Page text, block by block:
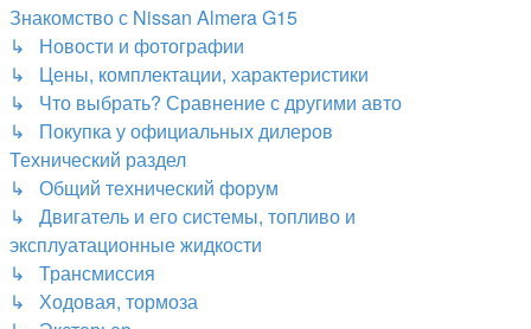
сообщению
Знакомство с Nissan Almera G15
↳ Новости и фотографии
↳ Цены, комплектации, характеристики
↳ Что выбрать? Сравнение с другими авто
↳ Покупка у официальных дилеров
Технический раздел
↳ Общий технический форум
↳ Двигатель и его системы, топливо и
эксплуатационные жидкости
↳ Трансмиссия
↳ Ходовая, тормоза